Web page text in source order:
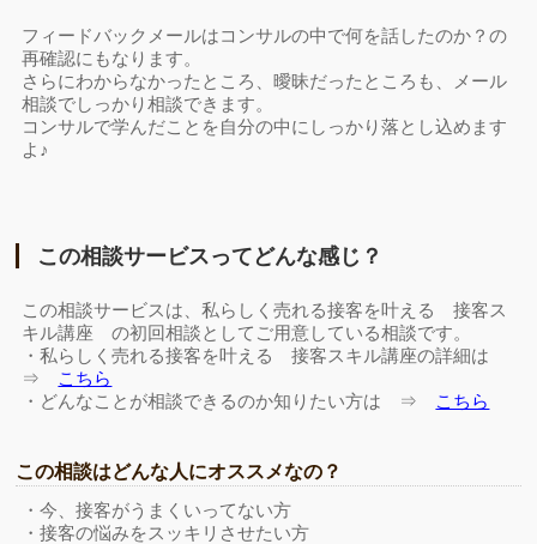
フィードバックメールはコンサルの中で何を話したのか？の
再確認にもなります。
さらにわからなかったところ、曖昧だったところも、メール
相談でしっかり相談できます。
コンサルで学んだことを自分の中にしっかり落とし込めます
よ♪
この相談サービスってどんな感じ？
この相談サービスは、私らしく売れる接客を叶える 接客ス
キル講座 の初回相談としてご用意している相談です。
・私らしく売れる接客を叶える 接客スキル講座の詳細は
⇒ こちら
・どんなことが相談できるのか知りたい方は ⇒ こちら
この相談はどんな人にオススメなの？
・今、接客がうまくいってない方
・接客の悩みをスッキリさせたい方